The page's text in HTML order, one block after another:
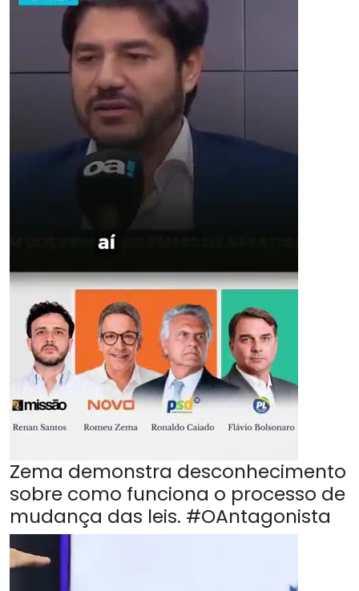
Zema demonstra desconhecimento
sobre como funciona o processo de
mudança das leis. #OAntagonista